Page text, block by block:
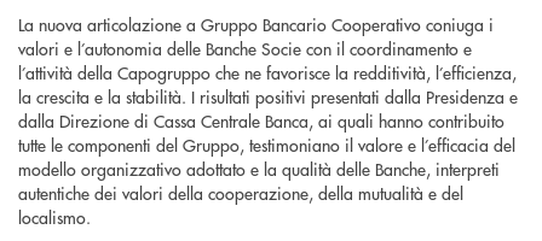
La nuova articolazione a Gruppo Bancario Cooperativo coniuga i
valori e l’autonomia delle Banche Socie con il coordinamento e
l’attività della Capogruppo che ne favorisce la redditività, l’efficienza,
la crescita e la stabilità. I risultati positivi presentati dalla Presidenza e
dalla Direzione di Cassa Centrale Banca, ai quali hanno contribuito
tutte le componenti del Gruppo, testimoniano il valore e l’efficacia del
modello organizzativo adottato e la qualità delle Banche, interpreti
autentiche dei valori della cooperazione, della mutualità e del
localismo.